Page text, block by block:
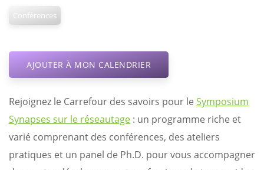
Conférences
AJOUTER À MON CALENDRIER
Rejoignez le Carrefour des savoirs pour le Symposium
Synapses sur le réseautage : un programme riche et
varié comprenant des conférences, des ateliers
pratiques et un panel de Ph.D. pour vous accompagner